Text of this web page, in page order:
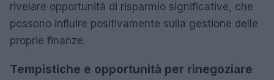
rivelare opportunità di risparmio significative, che
possono influire positivamente sulla gestione delle
proprie finanze.
Tempistiche e opportunità per rinegoziare